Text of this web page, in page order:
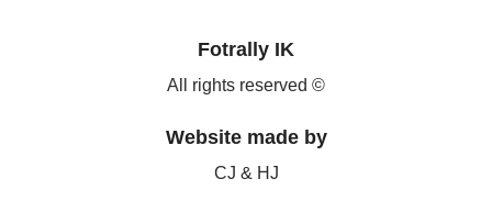
Fotrally IK
All rights reserved ©
Website made by
CJ & HJ